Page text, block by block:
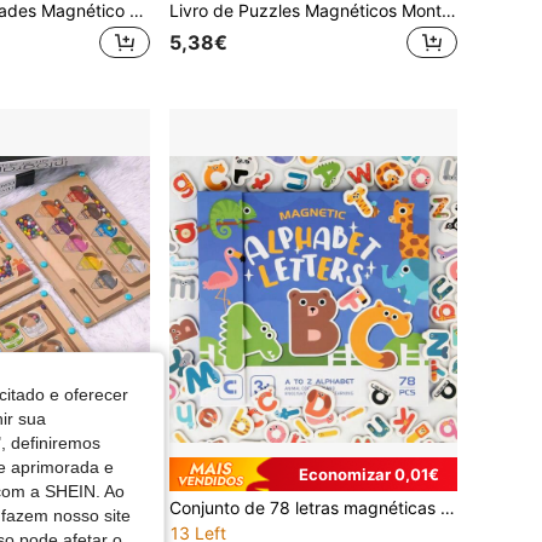
Quadro de Atividades Magnético Multifuncional de Madeira para Frigorífico, Botões de Vestir para Bebé, Atacadores, Engrenagens, Relógio, Brinquedo Magnético Educativo para Educação Precoce Livro de Puzzles Magnéticos Montessori 9/16 Peças Animais Dinossauros Brinquedo Educativo para Motricidade Fina Presente para Crianças Pequenas a partir dos 3 Anos
5,38€
Economizar 0,01€
Conjunto de 78 letras magnéticas de animais de desenho animado, incluindo livro de correspondência de letras maiúsculas e minúsculas, brinquedos Montessori, adequado para crianças pequenas, bebês e crianças em idade pré-escolar, jogo magnético, ímãs, atividades de aprendizagem pré-escolar, livro sensorial, livro de atividades, brinquedos de viagem, brinquedos educativos, livro de aprendizagem do alfabeto, brinquedos sensoriais, brinquedos para desenvolvimento da coordenação motora fina, reconhecimento de cores, animais, jogo de ortografia de palavras iniciais, presente de aniversário, presente de Natal, adequado para meninos e meninas de 3 a 6 anos.
13 Left
e oferecer
sua
definiremos
aprimorada e
a SHEIN. Ao
nosso site